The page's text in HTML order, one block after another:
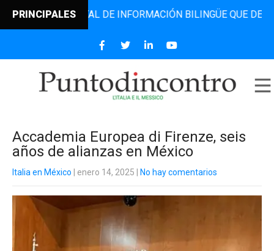
PRINCIPALES
EL PORTAL DE INFORMACIÓN BILINGÜE QUE DESDE 2006
Accademia Europea di Firenze, seis
años de alianzas en México
Italia en México | enero 14, 2025 No hay comentarios